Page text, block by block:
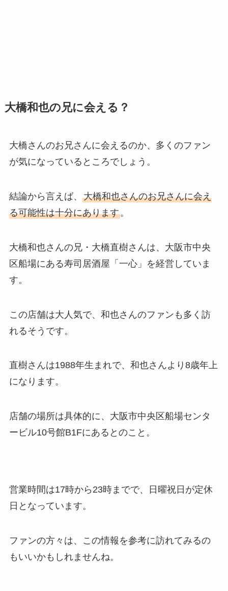
大橋和也の兄に会える？
大橋さんのお兄さんに会えるのか、多くのファン
が気になっているところでしょう。
結論から言えば、 大橋和也さんのお兄さんに会え
る可能性は十分にあります。
大橋和也さんの兄・大橋直樹さんは、大阪市中央
区船場にある寿司居酒屋「一心」を経営していま
す。
この店舗は大人気で、和也さんのファンも多く訪
れるそうです。
直樹さんは1988年生まれで、和也さんより8歳年上
になります。
店舗の場所は具体的に、大阪市中央区船場センタ
ービル10号館B1Fにあるとのこと。
営業時間は17時から23時までで、日曜祝日が定休
日となっています。
ファンの方々は、この情報を参考に訪れてみるの
もいいかもしれませんね。